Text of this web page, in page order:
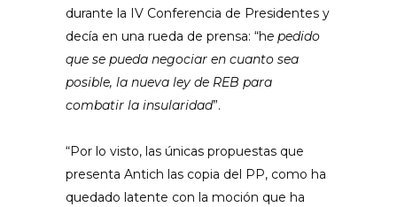
durante la IV Conferencia de Presidentes y
decía en una rueda de prensa: “he pedido
que se pueda negociar en cuanto sea
posible, la nueva ley de REB para
combatir la insularidad”.
“Por lo visto, las únicas propuestas que
presenta Antich las copia del PP, como ha
quedado latente con la moción que ha